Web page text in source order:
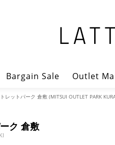
Bargain Sale Outlet
レットパーク 倉敷 (MITSUI OUTLET PARK
ク 倉敷